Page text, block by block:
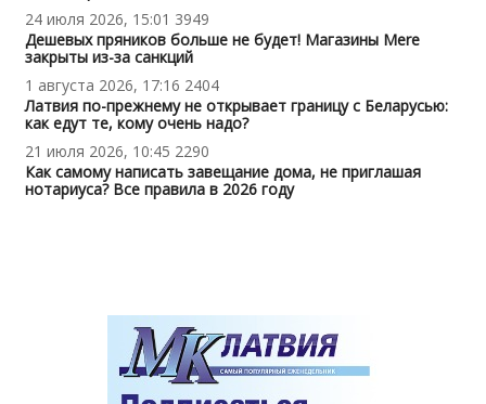
24 июля 2026, 15:01 3949
Дешевых пряников больше не будет! Магазины Mere
закрыты из-за санкций
1 августа 2026, 17:16 2404
Латвия по-прежнему не открывает границу с Беларусью:
как едут те, кому очень надо?
21 июля 2026, 10:45 2290
Как самому написать завещание дома, не приглашая
нотариуса? Все правила в 2026 году